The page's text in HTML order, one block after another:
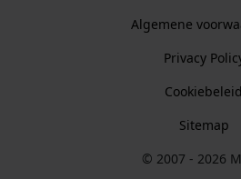
Algemene
Privacy
Cookiebeleid
Sitemap
© 2007 - 2026